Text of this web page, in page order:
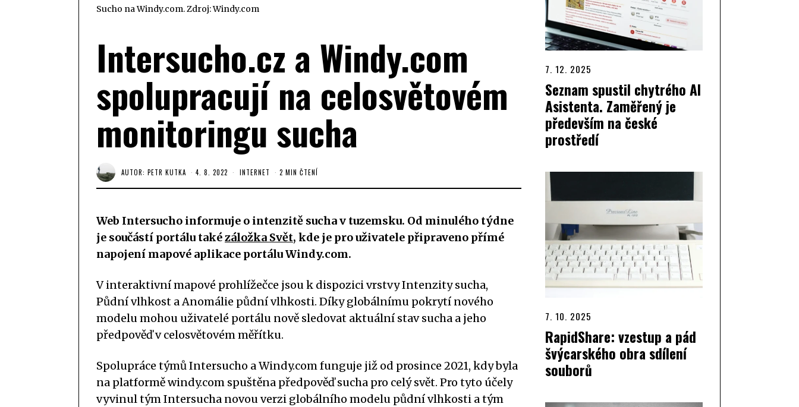
Sucho na Windy.com. Zdroj: Windy.com
Intersucho.cz a Windy.com
spolupracují na celosvětovém
monitoringu sucha
AUTOR: PETR KUTKA 4. 8. 2022 INTERNET 2 MIN ČTENÍ
Web Intersucho informuje o intenzitě sucha v tuzemsku. Od minulého týdne
je součástí portálu takézáložka Svět, kde je pro uživatele připraveno přímé
napojení mapové aplikace portálu Windy.com.
V interaktivní mapové prohlížečce jsou k dispozici vrstvy Intenzity sucha,
Půdní vlhkost a Anomálie půdní vlhkosti. Díky globálnímu pokrytí nového
modelu mohou uživatelé portálu nově sledovat aktuální stav sucha a jeho
předpověď v celosvětovém měřítku.
Spolupráce týmů Intersucho a Windy.com funguje již od prosince 2021, kdy byla
na platformě windy.com spuštěna předpověď sucha pro celý svět. Pro tyto účely
vyvinul tým Intersucha novou verzi globálního modelu půdní vlhkosti a tým
7. 12. 2025
Seznam spustil chytrého AI
Asistenta. Zaměřený je
především na české
prostředí
7. 10. 2025
RapidShare: vzestup a pád
švýcarského obra sdílení
souborů